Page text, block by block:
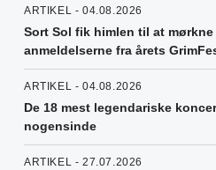
ARTIKEL - 04.08.2026
Sort Sol fik himlen til at
anmeldelserne fra årets
ARTIKEL - 04.08.2026
De 18 mest legendariske
nogensinde
ARTIKEL - 27.07.2026